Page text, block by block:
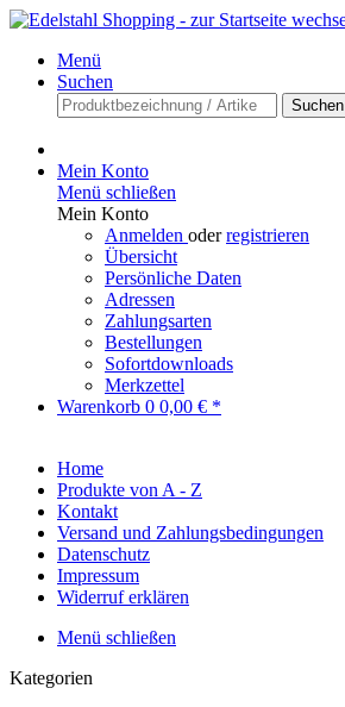
Menü
Suchen
Suchen
Mein Konto
Menü schließen
Mein Konto
Anmelden oderregistrieren
Übersicht
Persönliche Daten
Adressen
Zahlungsarten
Bestellungen
Sofortdownloads
Merkzettel
Warenkorb 0 0,00 € *
Home
Produkte von A - Z
Kontakt
Versand und Zahlungsbedingungen
Datenschutz
Impressum
Widerruf erklären
Menü schließen
Kategorien